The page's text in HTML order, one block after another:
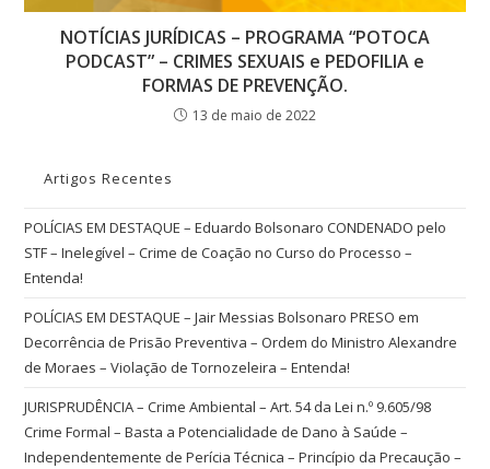
NOTÍCIAS JURÍDICAS – PROGRAMA “POTOCA
PODCAST” – CRIMES SEXUAIS e PEDOFILIA e
FORMAS DE PREVENÇÃO.
13 de maio de 2022
Artigos Recentes
POLÍCIAS EM DESTAQUE – Eduardo Bolsonaro CONDENADO pelo
STF – Inelegível – Crime de Coação no Curso do Processo –
Entenda!
POLÍCIAS EM DESTAQUE – Jair Messias Bolsonaro PRESO em
Decorrência de Prisão Preventiva – Ordem do Ministro Alexandre
de Moraes – Violação de Tornozeleira – Entenda!
JURISPRUDÊNCIA – Crime Ambiental – Art. 54 da Lei n.º 9.605/98
Crime Formal – Basta a Potencialidade de Dano à Saúde –
Independentemente de Perícia Técnica – Princípio da Precaução –